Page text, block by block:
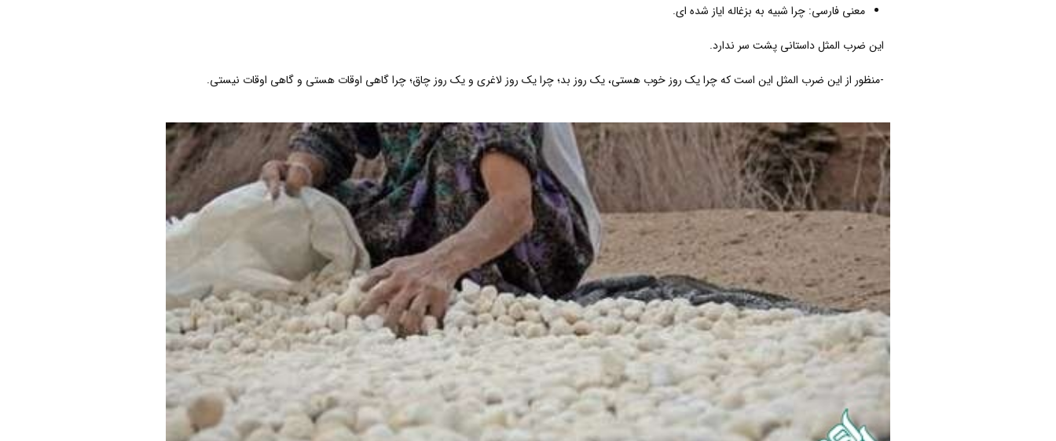
معنی فارسی: چرا شبیه به بزغاله ایاز شده ای.
این ضرب المثل داستانی پشت سر ندارد.
-منظور از این ضرب المثل این است که چرا یک روز خوب هستی، یک روز بد؛ چرا یک روز لاغری و یک روز چاق؛ چرا گاهی اوقات هستی و گاهی اوقات نیستی.